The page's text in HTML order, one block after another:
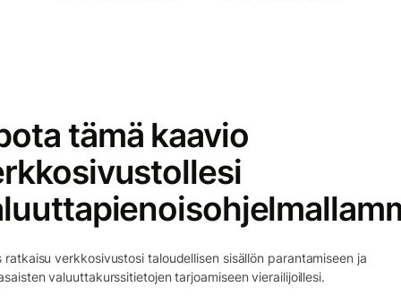
tämä kaavio
ratkaisu verkkosivustosi taloudellisen sisällön parantamiseen ja
valuuttakurssitietojen tarjoamiseen vierailijoillesi.